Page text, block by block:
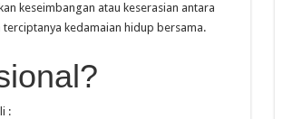
keseimbangan atau keserasian antara
kedamaian hidup bersama.
: